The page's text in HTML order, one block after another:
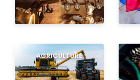
AGRICULTURE